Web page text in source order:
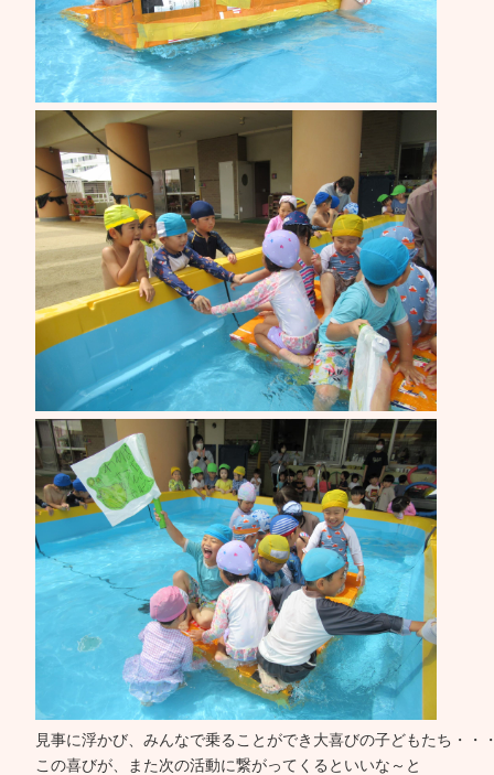
見事に浮かび、みんなで乗ることができ大喜びの子どもたち・・
この喜びが、また次の活動に繋がってくるといいな～と